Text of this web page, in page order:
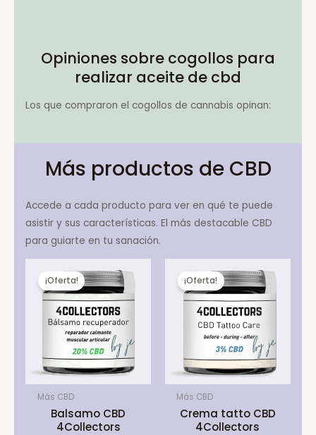
Opiniones sobre cogollos para
realizar aceite de cbd
Los que compraron el cogollos de cannabis opinan:
Más productos de CBD
Accede a cada producto para ver en qué te puede
asistir y sus características. El más destacable CBD
para guiarte en tu sanación.
¡Oferta!
Más CBD
Balsamo CBD
4Collectors
¡Oferta!
Más CBD
Crema tatto CBD
4Collectors